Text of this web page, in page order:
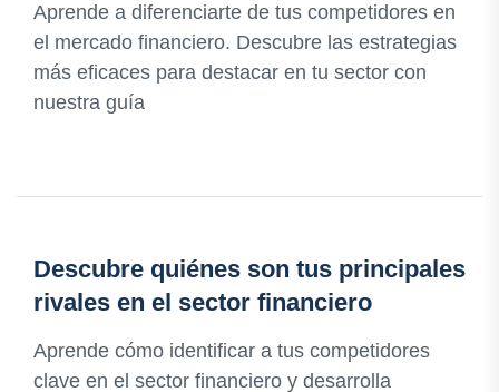
Aprende a diferenciarte de tus competidores en
el mercado financiero. Descubre las estrategias
más eficaces para destacar en tu sector con
nuestra guía
Descubre quiénes son tus principales
rivales en el sector financiero
Aprende cómo identificar a tus competidores
clave en el sector financiero y desarrolla